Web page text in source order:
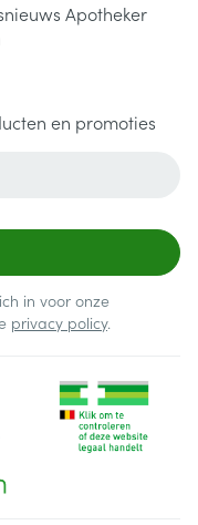
Apotheker
en promoties
in voor onze
privacy policy.